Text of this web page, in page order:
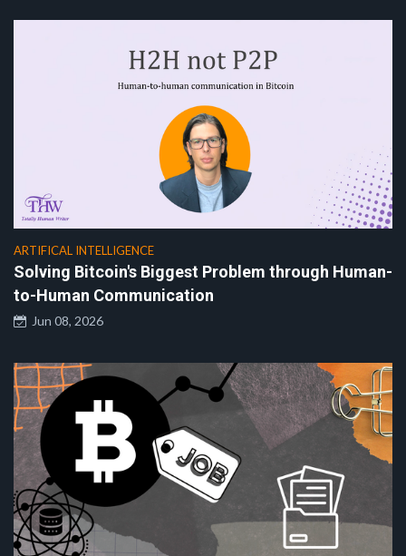
ARTIFICAL INTELLIGENCE
Solving Bitcoin's Biggest Problem through Human-
to-Human Communication
Jun 08, 2026